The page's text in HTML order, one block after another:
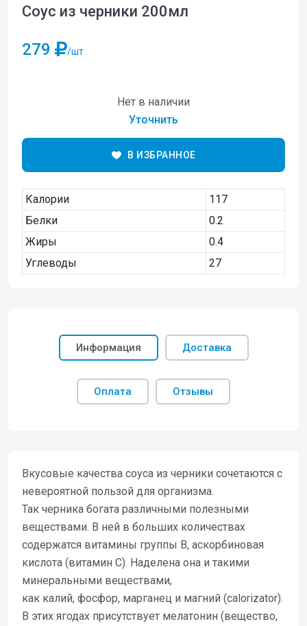
Соус из черники 200мл
279 /шт
Нет в наличии
Уточнить
В ИЗБРАННОЕ
Калории
117
Белки
0.2
Жиры
0.4
Углеводы
27
Информация Доставка
Оплата Отзывы
Вкусовые качества соуса из черники сочетаются с
невероятной пользой для организма.
Так черника богата различными полезными
веществами. В ней в больших количествах
содержатся витамины группы В, аскорбиновая
кислота (витамин С). Наделена она и такими
минеральными веществами,
как калий, фосфор, марганец и магний (calorizator).
В этих ягодах присутствует мелатонин (вещество,